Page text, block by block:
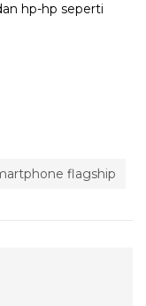
hp-hp seperti
flagship